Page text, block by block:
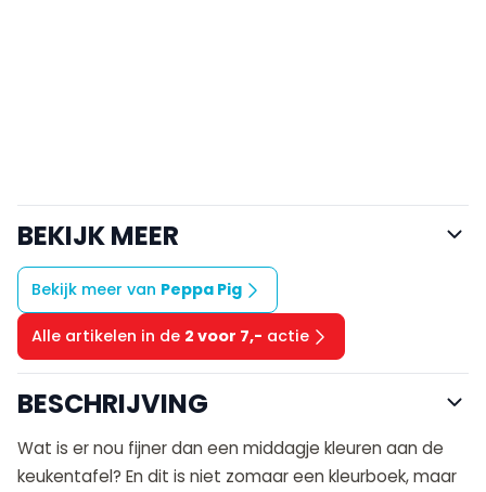
BEKIJK MEER
Bekijk meer van Peppa Pig
Alle artikelen in de 2 voor 7,- actie
BESCHRIJVING
Wat is er nou fijner dan een middagje kleuren aan de
keukentafel? En dit is niet zomaar een kleurboek, maar